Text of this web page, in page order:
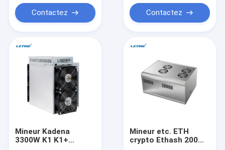
Produits
Vidéos
À propos de nous
Contactez Contactez
Mineur Kadena
3300W K1 K1+
Mineur etc. ETH
crypto Ethash 200MH